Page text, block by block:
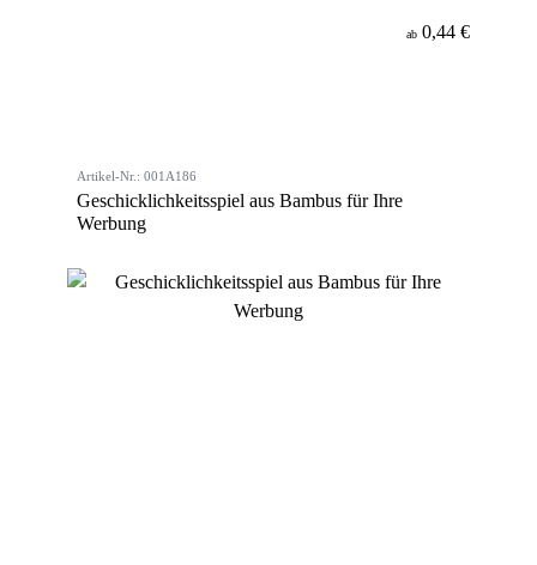
ab 0,44 €
Artikel-Nr.: 001A186
Geschicklichkeitsspiel aus Bambus für Ihre
Werbung